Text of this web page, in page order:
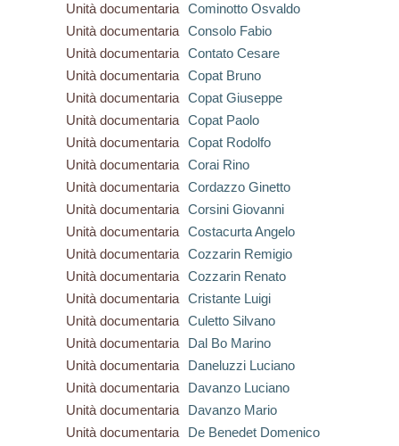
Unità documentaria Cominotto Osvaldo
Unità documentaria Consolo Fabio
Unità documentaria Contato Cesare
Unità documentaria Copat Bruno
Unità documentaria Copat Giuseppe
Unità documentaria Copat Paolo
Unità documentaria Copat Rodolfo
Unità documentaria Corai Rino
Unità documentaria Cordazzo Ginetto
Unità documentaria Corsini Giovanni
Unità documentaria Costacurta Angelo
Unità documentaria Cozzarin Remigio
Unità documentaria Cozzarin Renato
Unità documentaria Cristante Luigi
Unità documentaria Culetto Silvano
Unità documentaria
Dal Bo Marino
Unità documentaria
Daneluzzi Luciano
Unità documentaria
Davanzo Luciano
Unità documentaria
Davanzo Mario
Unità documentaria
De Benedet Domenico